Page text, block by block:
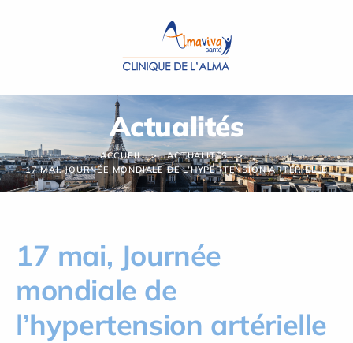
Actualités
ACCUEIL
ACTUALITÉS
17 MAI, JOURNÉE MONDIALE DE L’HYPERTENSION ARTÉRIELLE
17 mai, Journée
mondiale de
l’hypertension artérielle